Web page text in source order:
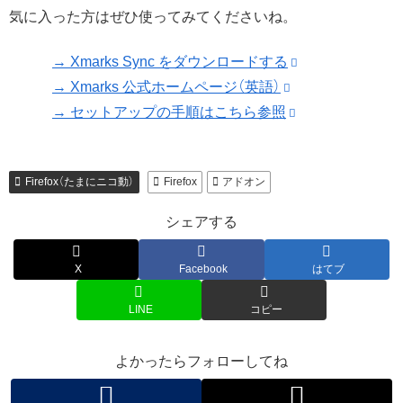
気に入った方はぜひ使ってみてくださいね。
→ Xmarks Sync をダウンロードする
→ Xmarks 公式ホームページ（英語）
→ セットアップの手順はこちら参照
Firefox（たまにニコ動） Firefox アドオン
シェアする
X Facebook はてブ
LINE コピー
よかったらフォローしてね